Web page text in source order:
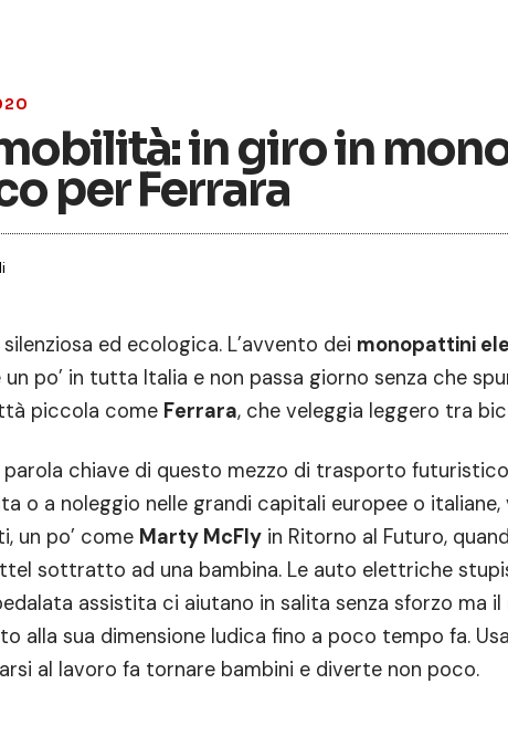
in giro in
per Ferrara
ed ecologica. L’avvento dei monopattini
po’ in tutta Italia e non passa giorno senza che
piccola come Ferrara, che veleggia leggero tra
parola chiave di questo mezzo di trasporto
o a noleggio nelle grandi capitali europee o
un po’ come Marty McFlyin Ritorno al Futuro,
sottratto ad una bambina. Le auto elettriche
assistita ci aiutano in salita senza sforzo ma
alla sua dimensione ludica fino a poco tempo fa.
al lavoro fa tornare bambini e diverte non poco.